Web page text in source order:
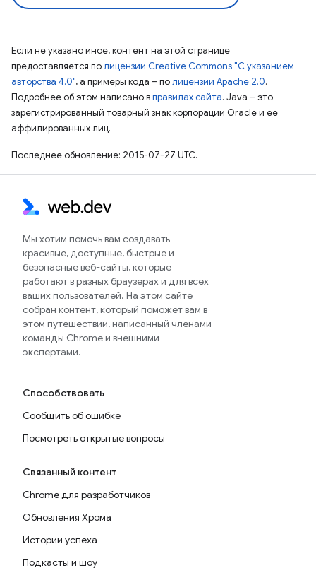
Если не указано иное, контент на этой странице
предоставляется полицензии Creative Commons "С указанием
авторства 4.0", а примеры кода – полицензии Apache 2.0.
Подробнее об этом написано вправилах сайта. Java – это
зарегистрированный товарный знак корпорации Oracle и ее
аффилированных лиц.
Последнее обновление: 2015-07-27 UTC.
Мы хотим помочь вам создавать
красивые, доступные, быстрые и
безопасные веб-сайты, которые
работают в разных браузерах и для всех
ваших пользователей. На этом сайте
собран контент, который поможет вам в
этом путешествии, написанный членами
команды Chrome и внешними
экспертами.
Способствовать
Сообщить об ошибке
Посмотреть открытые вопросы
Связанный контент
Chrome для разработчиков
Обновления Хрома
Истории успеха
Подкасты и шоу